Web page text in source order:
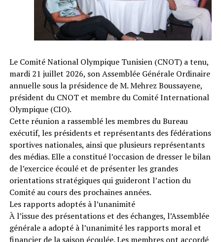
Le Comité National Olympique Tunisien (CNOT) a tenu,
mardi 21 juillet 2026, son Assemblée Générale Ordinaire
annuelle sous la présidence de M. Mehrez Boussayene,
président du CNOT et membre du Comité International
Olympique (CIO).
Cette réunion a rassemblé les membres du Bureau
exécutif, les présidents et représentants des fédérations
sportives nationales, ainsi que plusieurs représentants
des médias. Elle a constitué l’occasion de dresser le bilan
de l’exercice écoulé et de présenter les grandes
orientations stratégiques qui guideront l’action du
Comité au cours des prochaines années.
Les rapports adoptés à l’unanimité
À l’issue des présentations et des échanges, l’Assemblée
générale a adopté à l’unanimité les rapports moral et
financier de la saison écoulée. Les membres ont accordé